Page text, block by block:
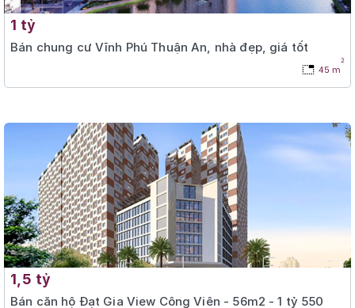
1 tỷ
Bán chung cư Vĩnh Phú Thuận An, nhà đẹp, giá tốt
45 m
2
1,5 tỷ
Bán căn hộ Đạt Gia View Công Viên - 56m2 - 1 tỷ 550